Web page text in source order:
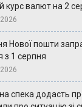
курс валют на 2
Нової пошти
з 1 серпня
спека додасть